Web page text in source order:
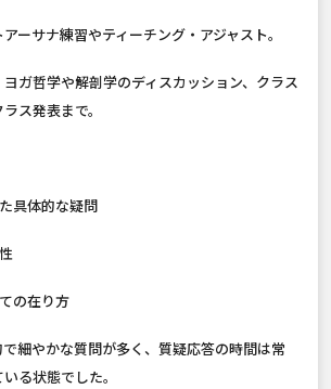
ーサナ練習やティーチング・アジャスト。
ガ哲学や解剖学のディスカッション、クラス
ス発表まで。
具体的な疑問
の在り方
細やかな質問が多く、質疑応答の時間は常
る状態でした。